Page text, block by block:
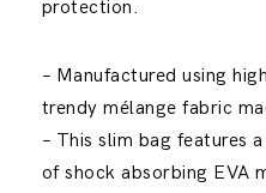
protection.
– Manufactured using
trendy mélange fabric
– This slim bag features
of shock absorbing EVA